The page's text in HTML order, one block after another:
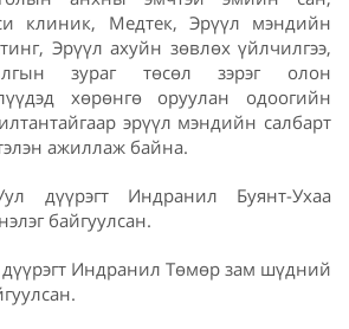
клиник, Медтек, Эрүүл мэндийн
Эрүүл ахуйн зөвлөх үйлчилгээ,
зураг төсөл зэрэг олон
хөрөнгө оруулан одоогийн
эрүүл мэндийн салбарт
ажиллаж байна.
дүүрэгт Индранил Буянт-Ухаа
байгуулсан.
дүүрэгт Индранил Төмөр зам шүдний